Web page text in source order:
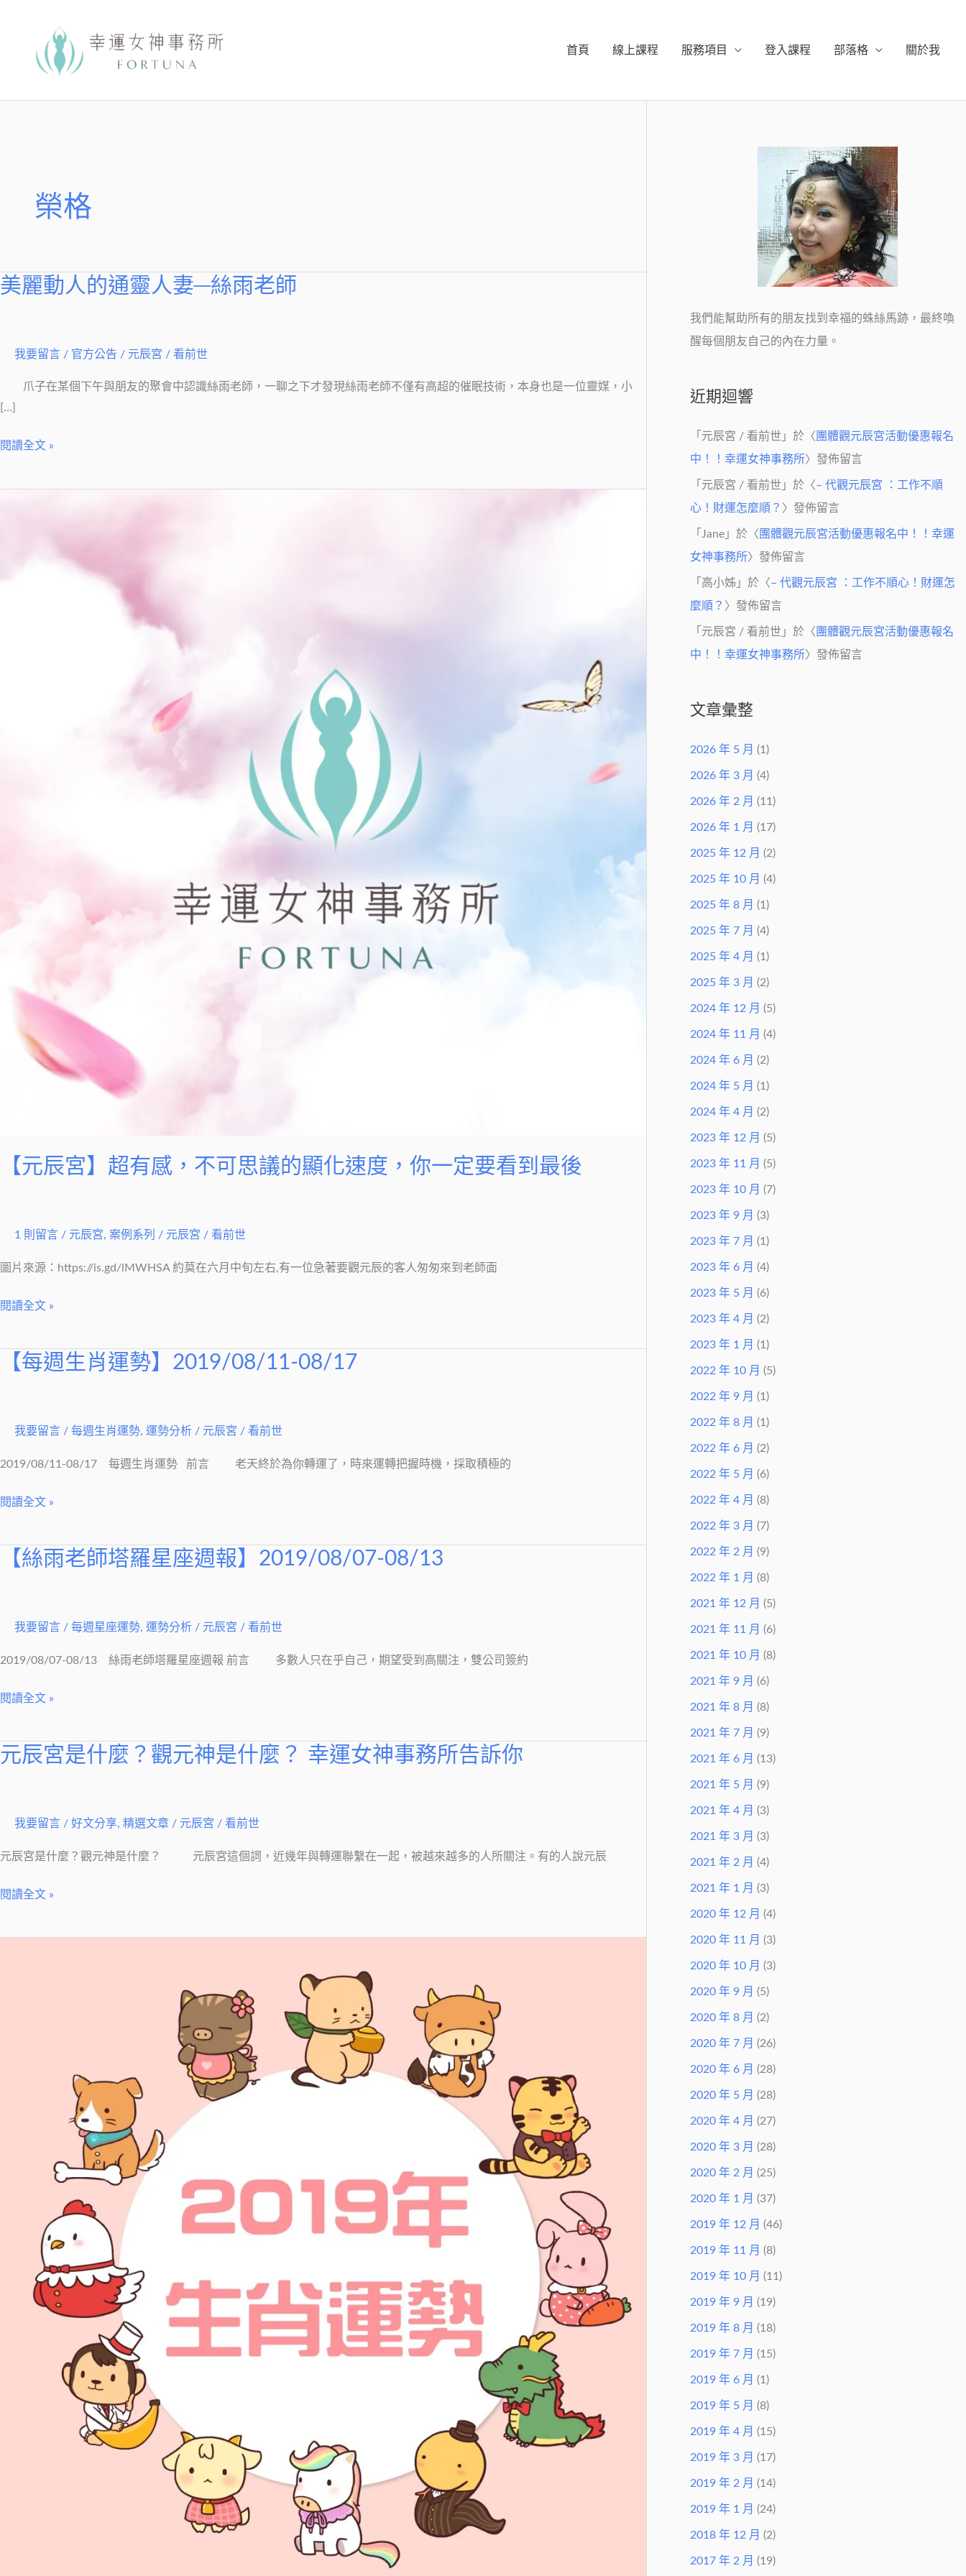
首頁 線上課程 服務項目 登入課程 部落格 關於我
榮格
美麗動人的通靈人妻─絲雨老師
我要留言 / 官方公告 / 元辰宮 / 看前世
爪子在某個下午與朋友的聚會中認識絲雨老師，一聊之下才發現絲雨老師不僅有高超的催眠技術，本身也是一位靈媒，小
[…]
美
靈
妻
絲
閱讀全文 »
【元辰宮】超有感，不可思議的顯化速度，你一定要看到最後
1 則留言 / 元辰宮, 案例系列 / 元辰宮 / 看前世
圖片來源：https://is.gd/lMWHSA 約莫在六月中旬左右,有一位急著要觀元辰的客人匆匆來到老師面
有
閱讀全文 »
【每週生肖運勢】2019/08/11-08/17
我要留言 / 每週生肖運勢, 運勢分析 / 元辰宮 / 看前世
2019/08/11-08/17 每週生肖運勢 前言 老天終於為你轉運了，時來運轉把握時機，採取積極的
【每
勢】
08/17
閱讀全文 »
【絲雨老師塔羅星座週報】2019/08/07-08/13
我要留言 / 每週星座運勢, 運勢分析 / 元辰宮 / 看前世
2019/08/07-08/13 絲雨老師塔羅星座週報 前言 多數人只在乎自己，期望受到高關注，雙公司簽約
【絲
羅
座
報】
2019/08/07-
閱讀全文 »
元辰宮是什麼？觀元神是什麼？ 幸運女神事務所告訴你
我要留言 / 好文分享, 精選文章 / 元辰宮 / 看前世
元辰宮是什麼？觀元神是什麼？ 元辰宮這個詞，近幾年與轉運聯繫在一起，被越來越多的人所關注。有的人說元辰
元
麼？
元
是
閱讀全文 »
我們能幫助所有的朋友找到幸福的蛛絲馬跡，最終喚
醒每個朋友自己的內在力量。
近期迴響
「 元辰宮 / 看前世 」於〈 團體觀元辰宮活動優惠報名
中！！幸運女神事務所〉發佈留言
「 元辰宮 / 看前世 」於〈– 代觀元辰宮 ：工作不順
心！財運怎麼順？ 〉發佈留言
「 Jane 」於〈 團體觀元辰宮活動優惠報名中！！幸運
女神事務所〉發佈留言
「 高小姊 」於〈– 代觀元辰宮 ：工作不順心！財運怎
麼順？ 〉發佈留言
「 元辰宮 / 看前世 」於〈 團體觀元辰宮活動優惠報名
中！！幸運女神事務所〉發佈留言
文章彙整
2026 年 5 月 (1)
2026 年 3 月 (4)
2026 年 2 月 (11)
2026 年 1 月 (17)
2025 年 12 月 (2)
2025 年 10 月 (4)
2025 年 8 月 (1)
2025 年 7 月 (4)
2025 年 4 月 (1)
2025 年 3 月 (2)
2024 年 12 月 (5)
2024 年 11 月 (4)
2024 年 6 月 (2)
2024 年 5 月 (1)
2024 年 4 月 (2)
2023 年 12 月 (5)
2023 年 11 月 (5)
2023 年 10 月 (7)
2023 年 9 月 (3)
2023 年 7 月 (1)
2023 年 6 月 (4)
2023 年 5 月 (6)
2023 年 4 月 (2)
2023 年 1 月 (1)
2022 年 10 月 (5)
2022 年 9 月 (1)
2022 年 8 月 (1)
2022 年 6 月 (2)
2022 年 5 月 (6)
2022 年 4 月 (8)
2022 年 3 月 (7)
2022 年 2 月 (9)
2022 年 1 月 (8)
2021 年 12 月 (5)
2021 年 11 月 (6)
2021 年 10 月 (8)
2021 年 9 月 (6)
2021 年 8 月 (8)
2021 年 7 月 (9)
2021 年 6 月 (13)
2021 年 5 月 (9)
2021 年 4 月 (3)
2021 年 3 月 (3)
2021 年 2 月 (4)
2021 年 1 月 (3)
2020 年 12 月 (4)
2020 年 11 月 (3)
2020 年 10 月 (3)
2020 年 9 月 (5)
2020 年 8 月 (2)
2020 年 7 月 (26)
2020 年 6 月 (28)
2020 年 5 月 (28)
2020 年 4 月 (27)
2020 年 3 月 (28)
2020 年 2 月 (25)
2020 年 1 月 (37)
2019 年 12 月 (46)
2019 年 11 月 (8)
2019 年 10 月 (11)
2019 年 9 月 (19)
2019 年 8 月 (18)
2019 年 7 月 (15)
2019 年 6 月 (1)
2019 年 5 月 (8)
2019 年 4 月 (15)
2019 年 3 月 (17)
2019 年 2 月 (14)
2019 年 1 月 (24)
2018 年 12 月 (2)
2017 年 2 月 (19)